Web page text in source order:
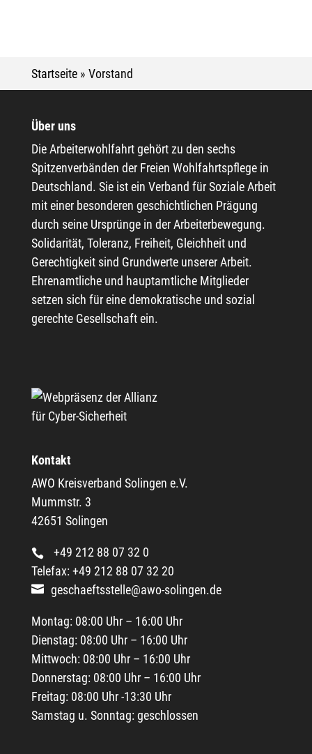
Startseite» Vorstand
Über uns
Die Arbeiterwohlfahrt gehört zu den sechs
Spitzenverbänden der Freien Wohlfahrtspflege in
Deutschland. Sie ist ein Verband für Soziale Arbeit
mit einer besonderen geschichtlichen Prägung
durch seine Ursprünge in der Arbeiterbewegung.
Solidarität, Toleranz, Freiheit, Gleichheit und
Gerechtigkeit sind Grundwerte unserer Arbeit.
Ehrenamtliche und hauptamtliche Mitglieder
setzen sich für eine demokratische und sozial
gerechte Gesellschaft ein.
Kontakt
AWO Kreisverband Solingen e.V.
Mummstr. 3
42651 Solingen
+49 212 88 07 32 0
Telefax: +49 212 88 07 32 20
geschaeftsstelle@awo-solingen.de
Montag: 08:00 Uhr – 16:00 Uhr
Dienstag: 08:00 Uhr – 16:00 Uhr
Mittwoch: 08:00 Uhr – 16:00 Uhr
Donnerstag: 08:00 Uhr – 16:00 Uhr
Freitag: 08:00 Uhr -13:30 Uhr
Samstag u. Sonntag: geschlossen